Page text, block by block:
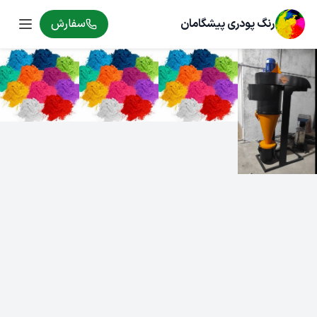
رنگ پودری پیشگامان سفارش